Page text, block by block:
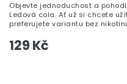
129 Kč
Objevte jednoduchost a
Ledová cola. Ať už si chcete
preferujete variantu bez